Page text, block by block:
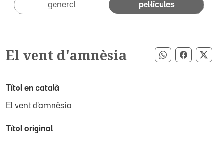
general pel·lícules
El vent d'amnèsia Compartir
Títol en català
El vent d'amnèsia
Títol original